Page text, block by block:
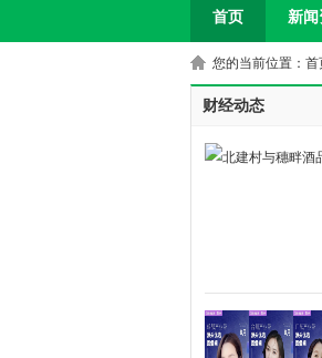
首页 新
您的当前位置： 首
财经动态